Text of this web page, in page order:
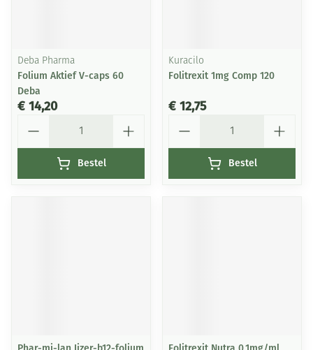
Deba Pharma
Folium Aktief V-caps 60
Deba
€ 14,20
Bestel
Kuracilo
Folitrexit 1mg Comp 120
€ 12,75
Bestel